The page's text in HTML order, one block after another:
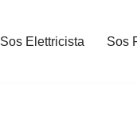
Sos Elettricista Sos